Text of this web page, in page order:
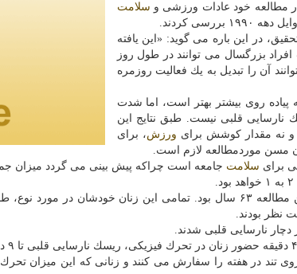
در مطالعه خود عادات ورزشی و سلامت
در این باره می گوید: «این یافته
بزرگسال می توانند در طول روز
آن را تبدیل به یك فعالیت روزمره
پیاده روی بیشتر بهتر است، اما شدت
نارسایی قلبی نیست. طبق نتایج این
و نه مقدار كوشش برای ورزش، برای
مسن موردمطالعه لازم است.
برای سلامت
میانگین سنی شركت كنندگان این مطالعه ۶۳ سال بود. تمامی این